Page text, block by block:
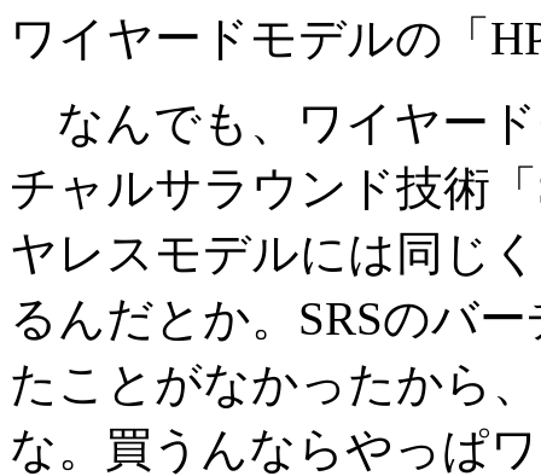
ワイヤードモデルの「
なんでも、ワイヤード
チャルサラウンド技術
ヤレスモデルには同じ
るんだとか。SRSのバ
たことがなかったから
な。買うんならやっぱ